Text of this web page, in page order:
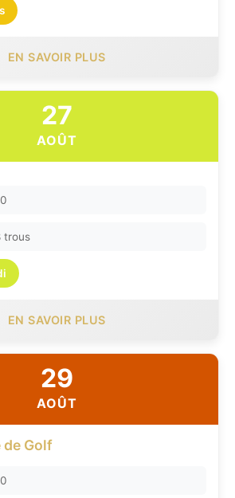
EN SAVOIR PLUS
27
AOÛT
trous
EN SAVOIR PLUS
29
AOÛT
de Golf